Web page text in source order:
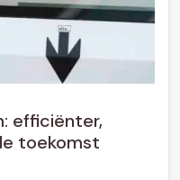
efficiënter,
toekomst